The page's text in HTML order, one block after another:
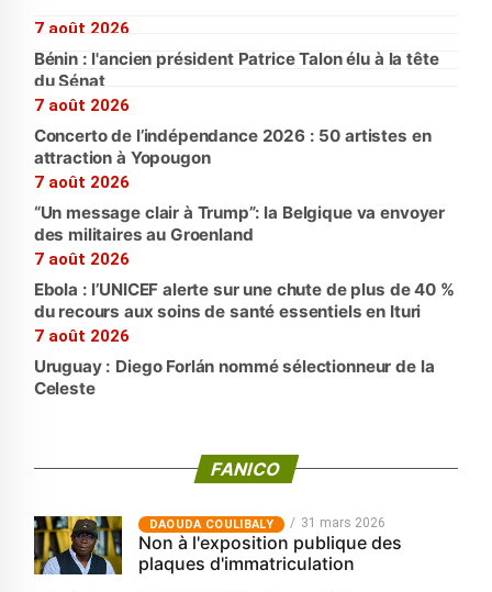
7 août 2026
Bénin : l'ancien président Patrice Talon élu à la tête
du Sénat
7 août 2026
Concerto de l’indépendance 2026 : 50 artistes en
attraction à Yopougon
7 août 2026
“Un message clair à Trump”: la Belgique va envoyer
des militaires au Groenland
7 août 2026
Ebola : l’UNICEF alerte sur une chute de plus de 40 %
du recours aux soins de santé essentiels en Ituri
7 août 2026
Uruguay : Diego Forlán nommé sélectionneur de la
Celeste
FANICO
‎DAOUDA COULIBALY 31 mars 2026
Non à l'exposition publique des
plaques d'immatriculation